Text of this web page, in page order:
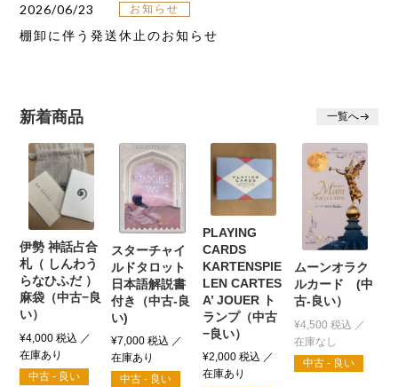
2026/06/23 お知らせ
棚卸に伴う発送休止のお知らせ
新着商品 一覧へ
伊勢 神話占合
札（ しんわう
らなひふだ ）
麻袋（中古−良
い）
¥4,000 税込
中古 - 良い
スターチャイ
ルドタロット
日本語解説書
付き（中古-良
い)
¥7,000 税込
中古 - 良い
PLAYING
CARDS
KARTENSPIE
LEN CARTES
A’ JOUER ト
ランプ（中古
−良い）
¥2,000 税込
ムーンオラク
ルカード (中
古-良い）
¥4,500 税込
中古 - 良い